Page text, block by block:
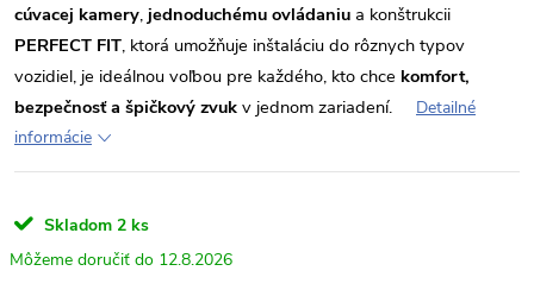
cúvacej kamery, jednoduchému ovládaniu a konštrukcii
PERFECT FIT, ktorá umožňuje inštaláciu do rôznych typov
vozidiel, je ideálnou voľbou pre každého, kto chce komfort,
bezpečnosť a špičkový zvuk v jednom zariadení.
Detailné
informácie
Skladom 2 ks
12.8.2026